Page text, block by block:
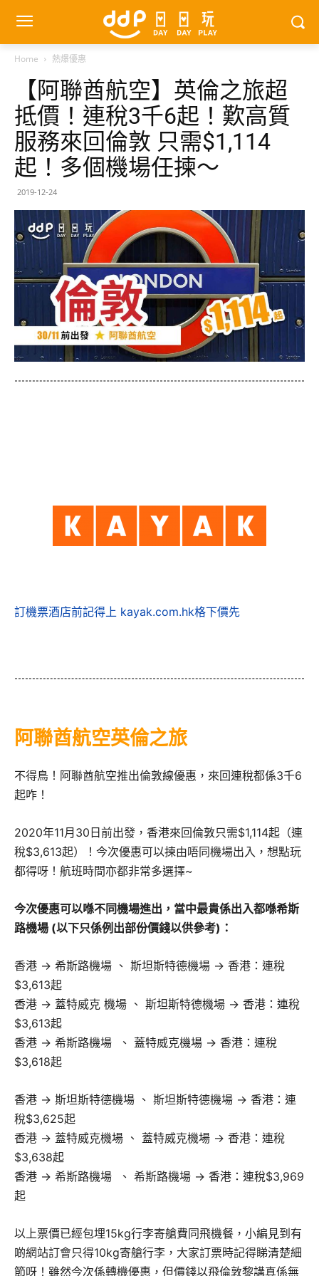
Home 熱爆優惠
【阿聯酋航空】英倫之旅超
抵價！連稅3千6起！歎高質
服務來回倫敦 只需$1,114
起！多個機場任揀～
2019-12-24
訂機票酒店前記得上 kayak.com.hk格下價先
阿聯酋航空英倫之旅
不得鳥！阿聯酋航空推出倫敦線優惠，來回連稅都係3千6
起咋！
2020年11月30日前出發，香港來回倫敦只需$1,114起（連
稅$3,613起）！今次優惠可以揀由唔同機場出入，想點玩
都得呀！航班時間亦都非常多選擇~
今次優惠可以喺不同機場進出，當中最貴係出入都喺希斯
路機場 (以下只係例出部份價錢以供參考)：
香港 → 希斯路機場 、 斯坦斯特德機場 → 香港：連稅
$3,613起
香港 → 蓋特威克 機場 、 斯坦斯特德機場 → 香港：連稅
$3,613起
香港 → 希斯路機場 、 蓋特威克機場 → 香港：連稅
$3,618起
香港 → 斯坦斯特德機場 、 斯坦斯特德機場 → 香港：連
稅$3,625起
香港 → 蓋特威克機場 、 蓋特威克機場 → 香港：連稅
$3,638起
香港 → 希斯路機場 、 希斯路機場 → 香港：連稅$3,969
起
以上票價已經包埋15kg行李寄艙費同飛機餐，小編見到有
啲網站訂會只得10kg寄艙行李，大家訂票時記得睇清楚細
節呀！雖然今次係轉機優惠，但價錢以飛倫敦黎講真係無